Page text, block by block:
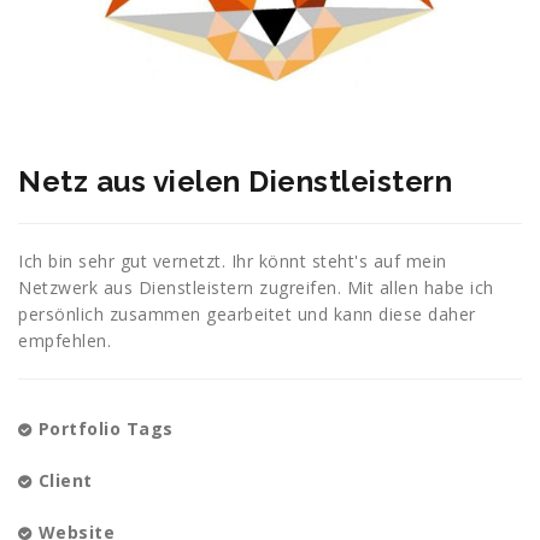
Netz aus vielen Dienstleistern
Ich bin sehr gut vernetzt. Ihr könnt steht's auf mein
Netzwerk aus Dienstleistern zugreifen. Mit allen habe ich
persönlich zusammen gearbeitet und kann diese daher
empfehlen.
Portfolio Tags
Client
Website